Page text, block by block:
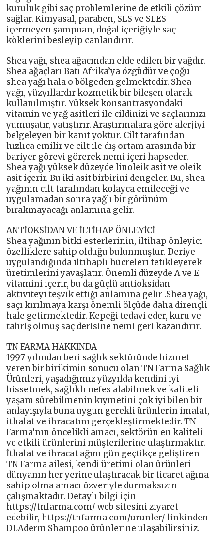
kuruluk gibi saç problemlerine de etkili çözüm
sağlar. Kimyasal, paraben, SLS ve SLES
içermeyen şampuan, doğal içeriğiyle saç
köklerini besleyip canlandırır.
Shea yağı, shea ağacından elde edilen bir yağdır.
Shea ağaçları Batı Afrika’ya özgüdür ve çoğu
shea yağı hala o bölgeden gelmektedir. Shea
yağı, yüzyıllardır kozmetik bir bileşen olarak
kullanılmıştır. Yüksek konsantrasyondaki
vitamin ve yağ asitleri ile cildinizi ve saçlarınızı
yumuşatır, yatıştırır. Araştırmalara göre alerjiyi
belgeleyen bir kanıt yoktur. Cilt tarafından
hızlıca emilir ve cilt ile dış ortam arasında bir
bariyer görevi görerek nemi içeri hapseder.
Shea yağı yüksek düzeyde linoleik asit ve oleik
asit içerir. Bu iki asit birbirini dengeler. Bu, shea
yağının cilt tarafından kolayca emileceği ve
uygulamadan sonra yağlı bir görünüm
bırakmayacağı anlamına gelir.
ANTİOKSİDAN VE İLTİHAP ÖNLEYİCİ
Shea yağının bitki esterlerinin, iltihap önleyici
özelliklere sahip olduğu bulunmuştur. Deriye
uygulandığında iltihaplı hücreleri tetikleyerek
üretimlerini yavaşlatır. Önemli düzeyde A ve E
vitamini içerir, bu da güçlü antioksidan
aktiviteyi teşvik ettiği anlamına gelir .Shea yağı,
saçı kırılmaya karşı önemli ölçüde daha dirençli
hale getirmektedir. Kepeği tedavi eder, kuru ve
tahriş olmuş saç derisine nemi geri kazandırır.
TN FARMA HAKKINDA
1997 yılından beri sağlık sektöründe hizmet
veren bir birikimin sonucu olan TN Farma Sağlık
Ürünleri, yaşadığımız yüzyılda kendini iyi
hissetmek, sağlıklı nefes alabilmek ve kaliteli
yaşam sürebilmenin kıymetini çok iyi bilen bir
anlayışıyla buna uygun gerekli ürünlerin imalat,
ithalat ve ihracatını gerçekleştirmektedir. TN
Farma’nın öncelikli amacı, sektörün en kaliteli
ve etkili ürünlerini müşterilerine ulaştırmaktır.
İthalat ve ihracat ağını gün geçtikçe geliştiren
TN Farma ailesi, kendi üretimi olan ürünleri
dünyanın her yerine ulaştıracak bir ticaret ağına
sahip olma amacı özveriyle durmaksızın
çalışmaktadır. Detaylı bilgi için
https://tnfarma.com/ web sitesini ziyaret
edebilir, https://tnfarma.com/urunler/ linkinden
DLAderm Shampoo ürünlerine ulaşabilirsiniz.